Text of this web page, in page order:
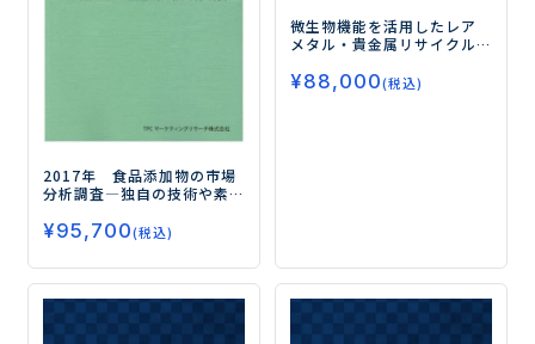
2017年 食品添加物の市場
分析調査―独自の技術や素
品の開発が活発化―
¥95,700(税込)
微生物機能を活用したレア
メタル・貴金属リサイクル
シーズー
¥88,000(税込)